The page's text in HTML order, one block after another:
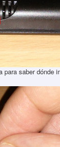
para saber dónde